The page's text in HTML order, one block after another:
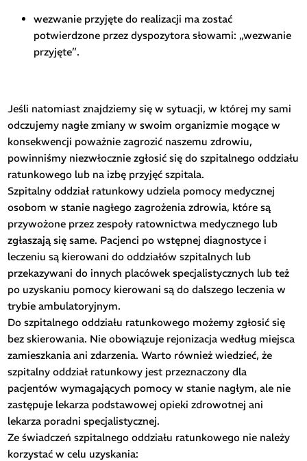
wezwanie przyjęte do realizacji ma zostać
potwierdzone przez dyspozytora słowami: „wezwanie
przyjęte”.
Jeśli natomiast znajdziemy się w sytuacji, w której my sami
odczujemy nagłe zmiany w swoim organizmie mogące w
konsekwencji poważnie zagrozić naszemu zdrowiu,
powinniśmy niezwłocznie zgłosić się do szpitalnego oddziału
ratunkowego lub na izbę przyjęć szpitala.
Szpitalny oddział ratunkowy udziela pomocy medycznej
osobom w stanie nagłego zagrożenia zdrowia, które są
przywożone przez zespoły ratownictwa medycznego lub
zgłaszają się same. Pacjenci po wstępnej diagnostyce i
leczeniu są kierowani do oddziałów szpitalnych lub
przekazywani do innych placówek specjalistycznych lub też
po uzyskaniu pomocy kierowani są do dalszego leczenia w
trybie ambulatoryjnym.
Do szpitalnego oddziału ratunkowego możemy zgłosić się
bez skierowania. Nie obowiązuje rejonizacja według miejsca
zamieszkania ani zdarzenia. Warto również wiedzieć, że
szpitalny oddział ratunkowy jest przeznaczony dla
pacjentów wymagających pomocy w stanie nagłym, ale nie
zastępuje lekarza podstawowej opieki zdrowotnej ani
lekarza poradni specjalistycznej.
Ze świadczeń szpitalnego oddziału ratunkowego nie należy
korzystać w celu uzyskania: